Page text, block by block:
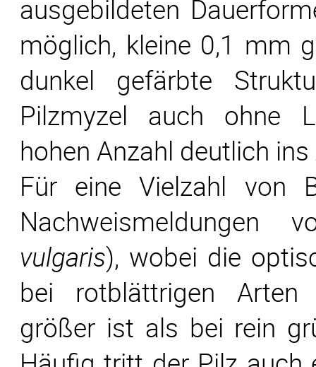
ausgebildeten
möglich, kleine 0,1 mm
dunkel gefärbte
Pilzmyzel auch ohne
hohen Anzahl deutlich
Für eine Vielzahl von
vulgaris), wobei die
bei rotblättrigen
größer ist als bei rein